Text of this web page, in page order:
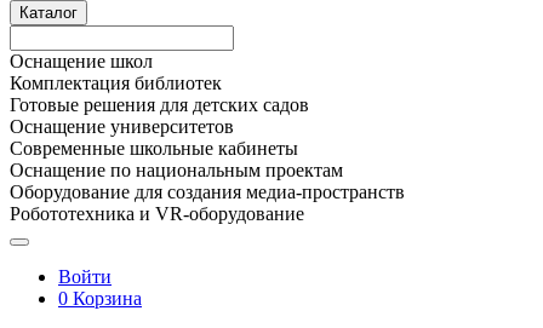
Каталог
Оснащение школ
Комплектация библиотек
Готовые решения для детских садов
Оснащение университетов
Современные школьные кабинеты
Оснащение по национальным проектам
Оборудование для создания медиа-пространств
Робототехника и VR-оборудование
Войти
0 Корзина